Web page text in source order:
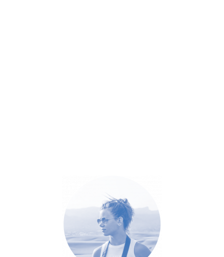
PROJECTES GRÀFICS
FOTOGRAFIA